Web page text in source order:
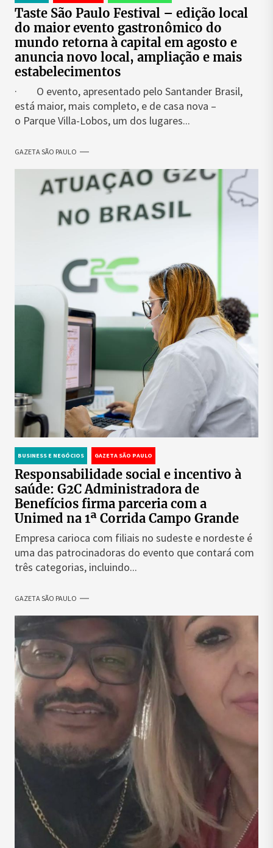
Taste São Paulo Festival – edição local
do maior evento gastronômico do
mundo retorna à capital em agosto e
anuncia novo local, ampliação e mais
estabelecimentos
· O evento, apresentado pelo Santander Brasil,
está maior, mais completo, e de casa nova –
o Parque Villa-Lobos, um dos lugares...
GAZETA SÃO PAULO
BUSINESS E NEGÓCIOS GAZETA SÃO PAULO
Responsabilidade social e incentivo à
saúde: G2C Administradora de
Benefícios firma parceria com a
Unimed na 1ª Corrida Campo Grande
Empresa carioca com filiais no sudeste e nordeste é
uma das patrocinadoras do evento que contará com
três categorias, incluindo...
GAZETA SÃO PAULO